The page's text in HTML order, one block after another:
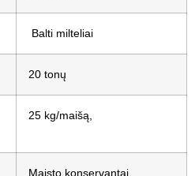
Balti milteliai
20 tonų
25 kg/maišą,
Maisto konservantai